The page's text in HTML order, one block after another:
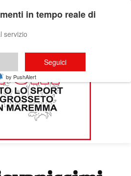
in tempo reale di
servizio
Seguici
by PushAlert